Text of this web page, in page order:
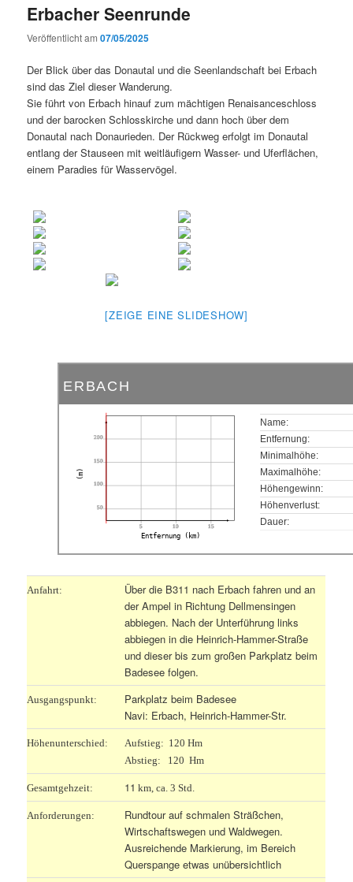
Erbacher Seenrunde
Veröffentlicht am07/05/2025
Der Blick über das Donautal und die Seenlandschaft bei Erbach
sind das Ziel dieser Wanderung.
Sie führt von Erbach hinauf zum mächtigen Renaisanceschloss
und der barocken Schlosskirche und dann hoch über dem
Donautal nach Donaurieden. Der Rückweg erfolgt im Donautal
entlang der Stauseen mit weitläufigern Wasser- und Uferflächen,
einem Paradies für Wasservögel.
[ZEIGE EINE SLIDESHOW]
ERBACH
50
100
150
200
5 10 15
Entfernung (km)
(m)
Name:
Entfernung:
Minimalhöhe:
Maximalhöhe:
Höhengewinn:
Höhenverlust:
Dauer:
Anfahrt:
Über die B311 nach Erbach fahren und an
der Ampel in Richtung Dellmensingen
abbiegen. Nach der Unterführung links
abbiegen in die Heinrich-Hammer-Straße
und dieser bis zum großen Parkplatz beim
Badesee folgen.
Ausgangspunkt:
Parkplatz beim Badesee
Navi: Erbach, Heinrich-Hammer-Str.
Höhenunterschied:
Aufstieg: 120 Hm
Abstieg: 120 Hm
Gesamtgehzeit: 11 km, ca. 3 Std.
Anforderungen:
Rundtour auf schmalen Sträßchen,
Wirtschaftswegen und Waldwegen.
Ausreichende Markierung, im Bereich
Querspange etwas unübersichtlich